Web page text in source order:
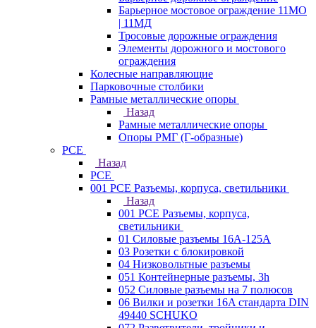
Барьерное мостовое ограждение 11МО
| 11МД
Тросовые дорожные ограждения
Элементы дорожного и мостового
ограждения
Колесные направляющие
Парковочные столбики
Рамные металлические опоры
Назад
Рамные металлические опоры
Опоры РМГ (Г-образные)
PCE
Назад
PCE
001 PCE Разъемы, корпуса, светильники
Назад
001 PCE Разъемы, корпуса,
светильники
01 Силовые разъемы 16А-125А
03 Розетки с блокировкой
04 Низковольтные разъемы
051 Контейнерные разъемы, 3h
052 Силовые разъемы на 7 полюсов
06 Вилки и розетки 16A стандарта DIN
49440 SCHUKO